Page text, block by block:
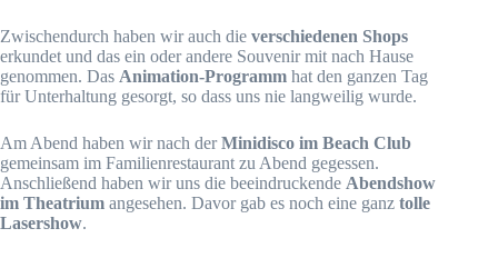
Zwischendurch haben wir auch die verschiedenen Shops
erkundet und das ein oder andere Souvenir mit nach Hause
genommen. Das Animation-Programm hat den ganzen Tag
für Unterhaltung gesorgt, so dass uns nie langweilig wurde.
Am Abend haben wir nach derMinidisco im Beach Club
gemeinsam im Familienrestaurant zu Abend gegessen.
Anschließend haben wir uns die beeindruckende Abendshow
im Theatrium angesehen. Davor gab es noch eine ganz tolle
Lasershow.